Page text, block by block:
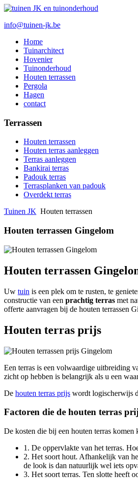
info@tuinen-jk.be
Home
Tuinarchitect
Hovenier
Tuinonderhoud
Houten terrassen
Pergola
Hagen
contact
Terrassen
Houten terrassen
Houten terras aanleggen
Terras aanleggen
Bankirai terras
Padouk terras
Terrasplanken van padouk
Overdekt terras
Tuinen JK Houten terrassen
Houten terrassen Gingelom
Houten terrassen
Uw tuin is een plek om te rusten, te
constructie van een prachtig terras met
offerte aanvragen bij de houten terrassen
Houten terras prijs
Een terras is een volwaardige uitbreiding
zicht op hebben is belangrijk als u een
De houten terras prijs wordt logischerwijs
Factoren die de houten terras
De kosten die bij een houten terras
1. De oppervlakte van het terras.
2. Het soort hout. Afhankelijk van
de look is dan natuurlijk wel iets
3. Het soort terras. Ten slotte heeft